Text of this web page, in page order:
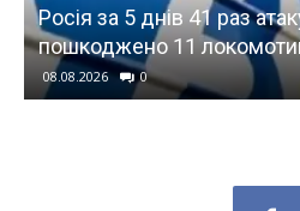
41 раз атакувала залізницю,
локомотивів